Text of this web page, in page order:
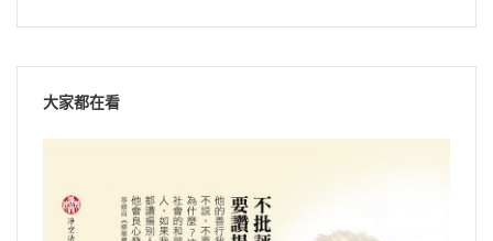
大家都在看